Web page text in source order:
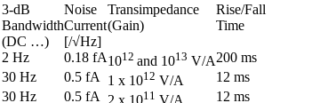
3-dB
Bandwidth
(DC …)
Noise
Current
[/√Hz]
Transimpedance
(Gain)
Rise/Fall
Time
2 Hz 0.18 fA1012 and 1013 V/A200 ms
30 Hz 0.5 fA 1 x 1012 V/A
12 ms
30 Hz 0.5 fA 2 x 1011 V/A
12 ms